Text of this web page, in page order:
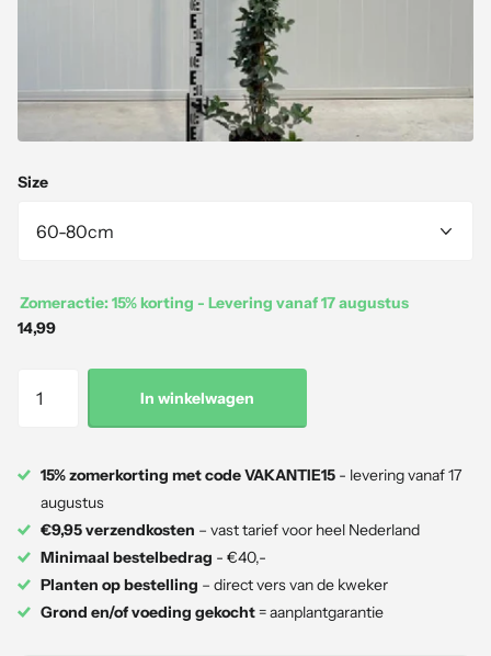
Size
Zomeractie: 15% korting - Levering vanaf 17 augustus
14,99
In winkelwagen
15% zomerkorting met code VAKANTIE15 - levering vanaf 17
augustus
€9,95 verzendkosten – vast tarief voor heel Nederland
Minimaal bestelbedrag - €40,-
Planten op bestelling – direct vers van de kweker
Grond en/of voeding gekocht= aanplantgarantie